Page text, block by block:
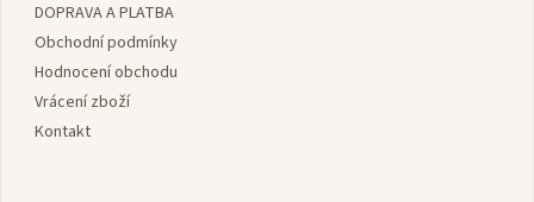
DOPRAVA A PLATBA
Obchodní podmínky
Hodnocení obchodu
Vrácení zboží
Kontakt